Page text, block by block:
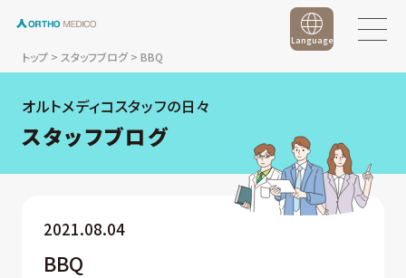
トップ> スタッフブログ> BBQ
Language
オルトメディコスタッフの日々
スタッフブログ
2021.08.04
BBQ